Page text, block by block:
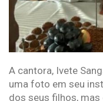
A cantora, Ivete
uma foto em seu
dos seus filhos,